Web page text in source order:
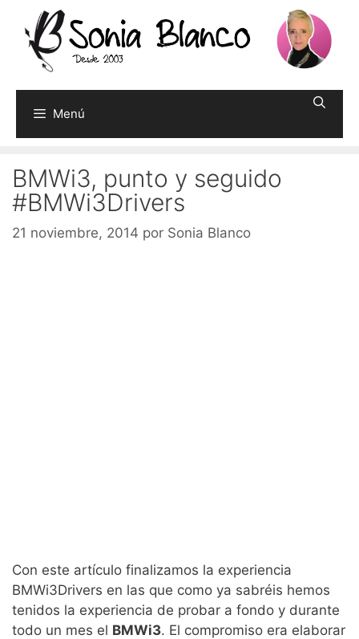
contenido
Menú
BMWi3, punto y seguido
#BMWi3Drivers
21 noviembre, 2014 por Sonia Blanco
Con este artículo finalizamos la experiencia
BMWi3Drivers en las que como ya sabréis hemos
tenidos la experiencia de probar a fondo y durante
todo un mes el BMWi3. El compromiso era elaborar